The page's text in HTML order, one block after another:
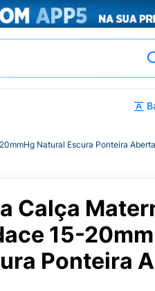
Natural Escura Ponteira
Calça
15-
Ponteira